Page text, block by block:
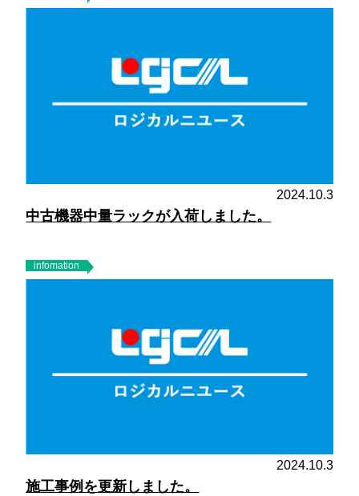
2024.10.3
中古機器中量ラックが入荷しました。
infomation
2024.10.3
施工事例を更新しました。